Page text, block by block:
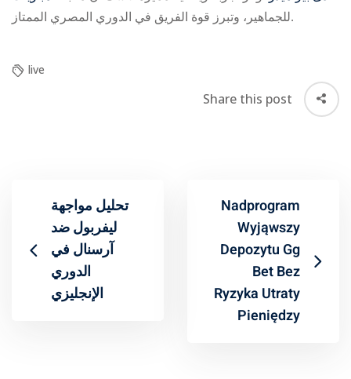
للجماهير، وتبرز قوة الفريق في الدوري المصري الممتاز.
live
Share this post
تحليل مواجهة
ليفربول ضد
آرسنال في
الدوري
الإنجليزي
Nadprogram
Wyjąwszy
Depozytu Gg
Bet Bez
Ryzyka Utraty
Pieniędzy